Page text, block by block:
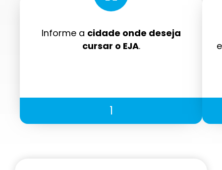
Informe a cidade onde deseja
cursar o EJA.
1